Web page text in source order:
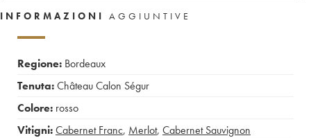
INFORMAZIONI AGGIUNTIVE
Regione: Bordeaux
Tenuta:Château Calon Ségur
Colore: rosso
Vitigni:Cabernet Franc, Merlot, Cabernet Sauvignon